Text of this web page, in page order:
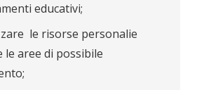
educativi;
le risorse personalie
le aree di possibile